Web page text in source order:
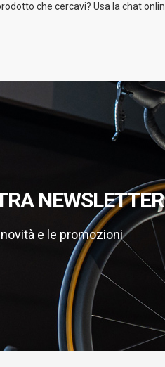
che cercavi? Usa la chat
NEWSLETTER
e le promozioni